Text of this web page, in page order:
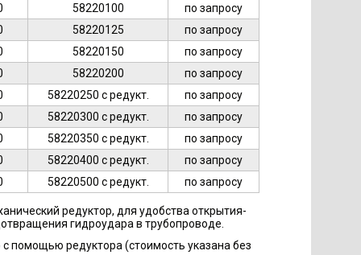
58220100
по запросу
58220125
по запросу
58220150
по запросу
58220200
по запросу
58220250 с редукт.
по запросу
58220300 с редукт.
по запросу
58220350 с редукт.
по запросу
58220400 с редукт.
по запросу
58220500 с редукт. по запросу
редуктор, для удобства открытия-
гидроудара в трубопроводе.
помощью редуктора (стоимость указана без